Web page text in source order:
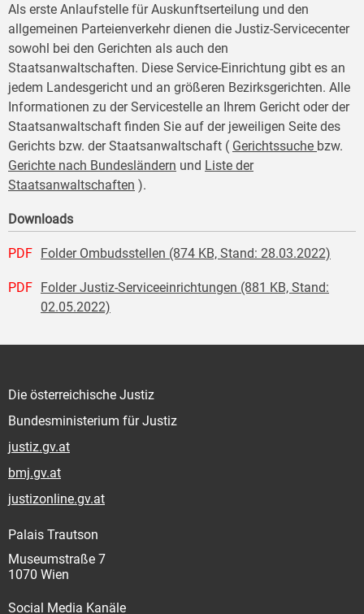
Als erste Anlaufstelle für Auskunftserteilung und den
allgemeinen Parteienverkehr dienen die Justiz-Servicecenter
sowohl bei den Gerichten als auch den
Staatsanwaltschaften. Diese Service-Einrichtung gibt es an
jedem Landesgericht und an größeren Bezirksgerichten. Alle
Informationen zu der Servicestelle an Ihrem Gericht oder der
Staatsanwaltschaft finden Sie auf der jeweiligen Seite des
Gerichts bzw. der Staatsanwaltschaft ( Gerichtssuche bzw.
Gerichte nach Bundesländern und Liste der
Staatsanwaltschaften ).
Downloads
PDF Folder Ombudsstellen (874 KB, Stand: 28.03.2022)
PDF Folder Justiz-Serviceeinrichtungen (881 KB, Stand:
02.05.2022)
Die österreichische Justiz
Bundesministerium für Justiz
justiz.gv.at
bmj.gv.at
justizonline.gv.at
Palais Trautson
Museumstraße 7
1070 Wien
Social Media Kanäle